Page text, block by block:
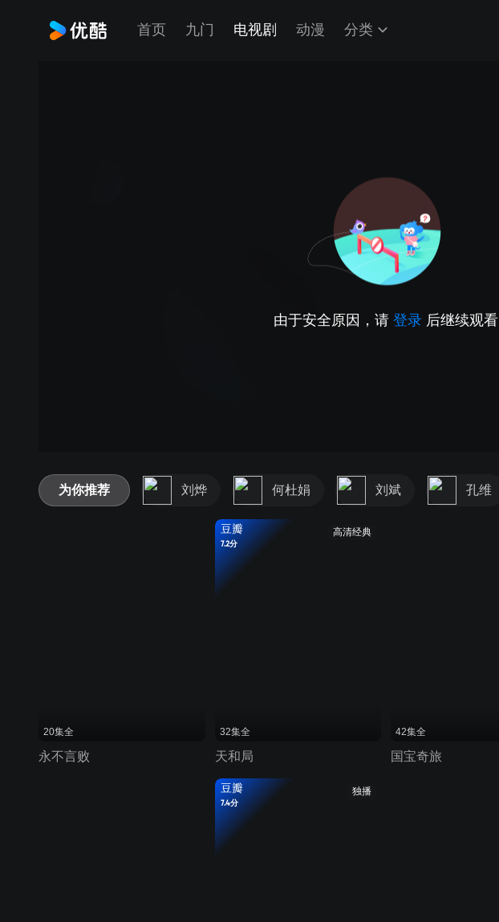
首页 九门 电视剧 动漫 分类
由于安全原因，请 登录 后继续观看
为你推荐 刘烨 何杜娟 刘斌 孔维
20集全
永不言败
高清经典
豆瓣
7.2分
32集全
天和局
42集全
国宝奇旅
独播
豆瓣
7.4分